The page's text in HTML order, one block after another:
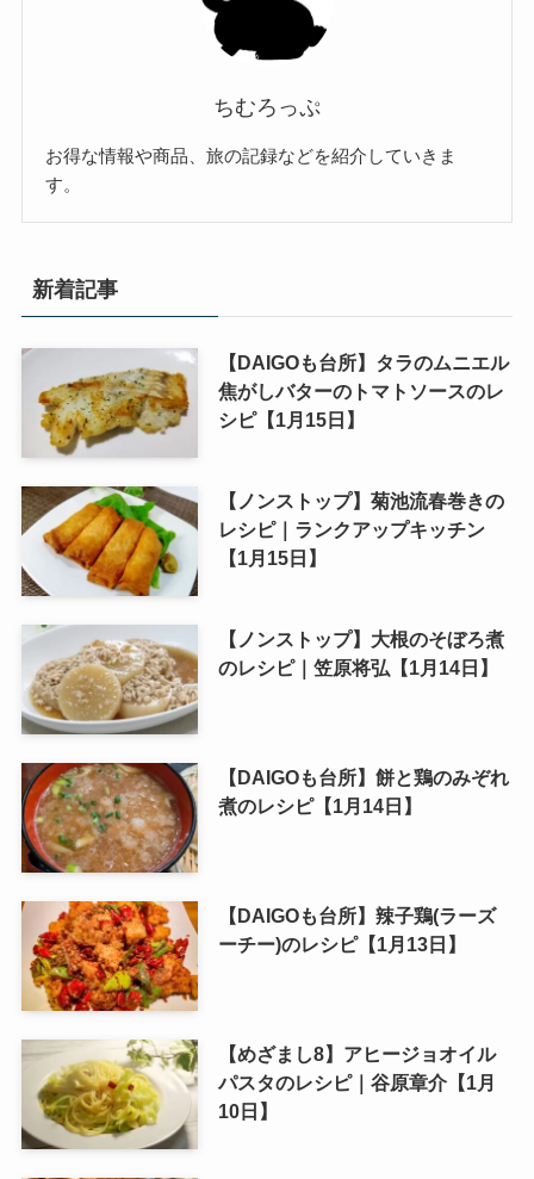
ちむろっぷ
お得な情報や商品、旅の記録などを紹介していきま
す。
新着記事
【DAIGOも台所】タラのムニエル
焦がしバターのトマトソースのレ
シピ【1月15日】
【ノンストップ】菊池流春巻きの
レシピ｜ランクアップキッチン
【1月15日】
【ノンストップ】大根のそぼろ煮
のレシピ｜笠原将弘【1月14日】
【DAIGOも台所】餅と鶏のみぞれ
煮のレシピ【1月14日】
【DAIGOも台所】辣子鶏(ラーズ
ーチー)のレシピ【1月13日】
【めざまし8】アヒージョオイル
パスタのレシピ｜谷原章介【1月
10日】